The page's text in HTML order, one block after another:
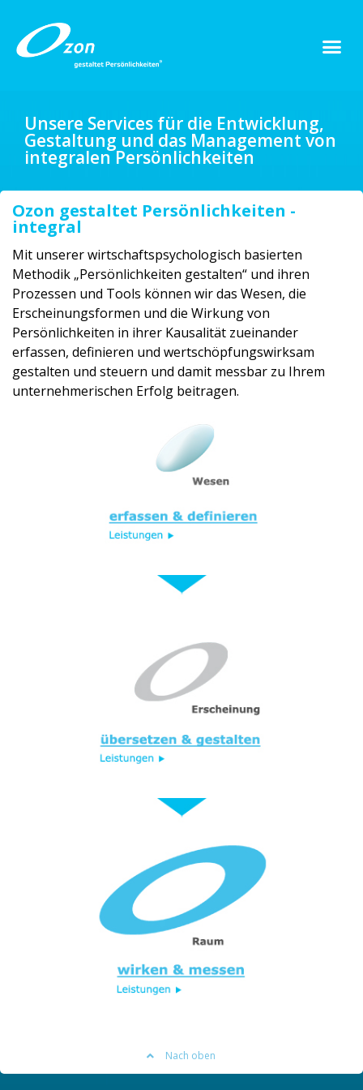
Unsere Services für die Entwicklung,
Gestaltung und das Management von
integralen Persönlichkeiten
Ozon gestaltet Persönlichkeiten -
integral
Mit unsererwirtschaftspsychologisch basierten
Methodik „Persönlichkeiten gestalten“ und ihren
Prozessen und Tools können wir das Wesen, die
Erscheinungsformen und die Wirkung von
Persönlichkeiten in ihrer Kausalität zueinander
erfassen, definieren und wertschöpfungswirksam
gestalten und steuern und damit messbar zu Ihrem
unternehmerischen Erfolg beitragen.
Nach oben